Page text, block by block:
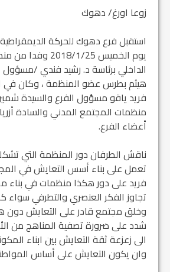
زوعا اورغ/ دهوك
استقبل فرع دهوك للحركة
يوم الخميس 2018/
الداخلي برئاسة د. رشيد فندي /
هيثم بطرس عضو المنظمة ، وكان في
فريد ياقو مسؤول الفرع والسيدة
منظمات المجتمع المدني والسادة
أعضاء الفرع.
ناقش الطرفان دور المنظمة التي
تعمل على بناء أسس التعايش في
فريد على دور هكذا منظمات في بناء
تجاوز الفكر العنصري والتطرفي سواء
وخلق مجتمع قادر على التعايش دون
شدد على ضرورة تصفية المناهج من
الى زعزعة ثقة التعايش بين ابناء
وان يكون التعايش على أساس